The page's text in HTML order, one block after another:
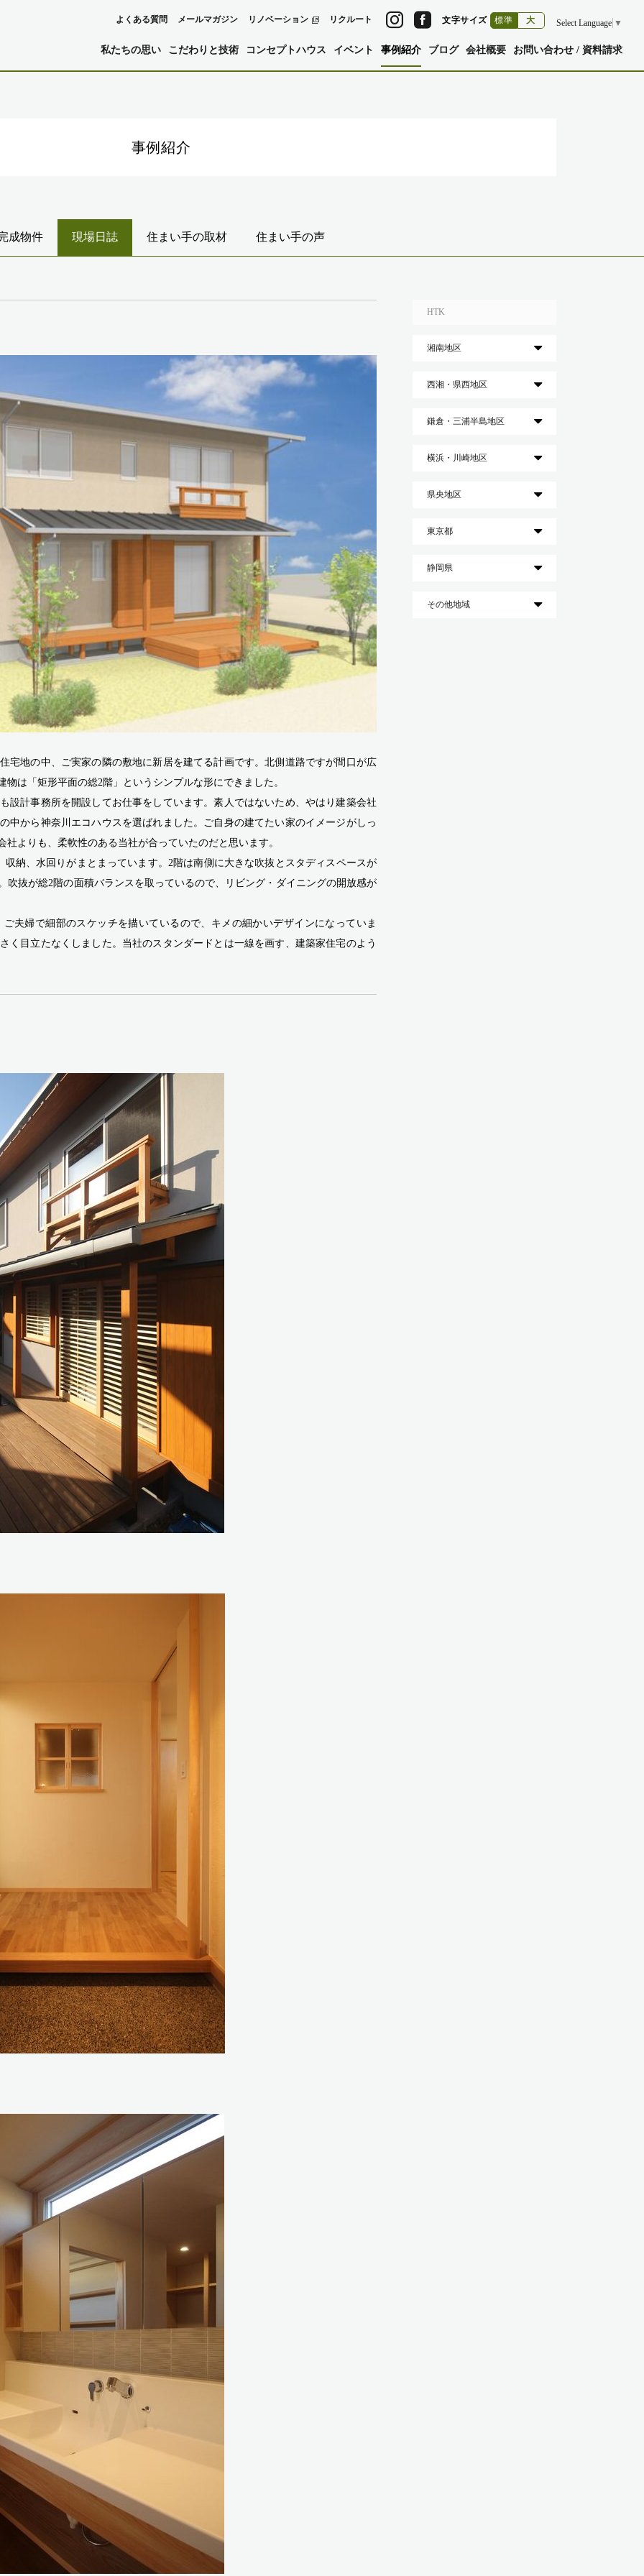
私たちの思い こだわりと技術 コンセプトハウス イベント 事例紹介 ブログ 会社概要 お問い合わせ / 資料請求
よくある質問 メールマガジン リノベーション リクルート Select Language ▼
文字サイズ 標準 大
事例紹介
成物件 現場日誌 住まい手の取材 住まい手の声
宅地の中、ご実家の隣の敷地に新居を建てる計画です。北側道路ですが間口が広
は「矩形平面の総2階」というシンプルな形にできました。
設計事務所を開設してお仕事をしています。素人ではないため、やはり建築会社
中から神奈川エコハウスを選ばれました。ご自身の建てたい家のイメージがしっ
よりも、柔軟性のある当社が合っていたのだと思います。
納、水回りがまとまっています。2階は南側に大きな吹抜とスタディスペースが
吹抜が総2階の面積バランスを取っているので、リビング・ダイニングの開放感が
夫婦で細部のスケッチを描いているので、キメの細かいデザインになっていま
く目立たなくしました。当社のスタンダードとは一線を画す、建築家住宅のよう
HTK
湘南地区
西湘・県西地区
鎌倉・三浦半島地区
横浜・川崎地区
県央地区
東京都
静岡県
その他地域